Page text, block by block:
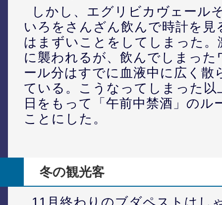
しかし、エグリビカヴェール
いろをさんざん飲んで時計を見
はまずいことをしてしまった。
に襲われるが、飲んでしまっ
ール分はすでに血液中に広く散
ている。こうなってしまった以
日をもって「午前中禁酒」のル
ことにした。
冬の観光客
11月終わりのブダペストはし